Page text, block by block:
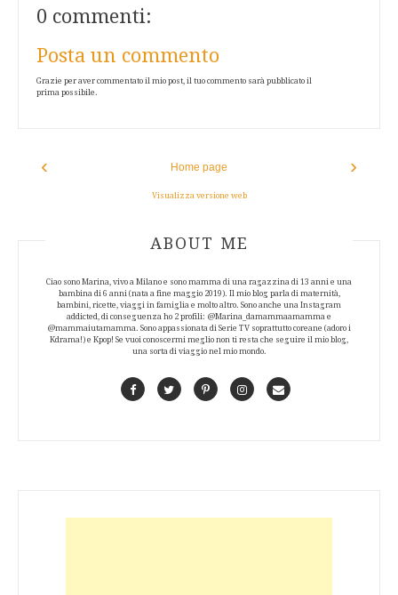
0 commenti:
Posta un commento
Grazie per aver commentato il mio post, il tuo commento sarà pubblicato il
prima possibile.
‹ ›
Home page
Visualizza versione web
ABOUT AUTHOR
ABOUT ME
Ciao sono Marina, vivo a Milano e sono mamma di una ragazzina di 13 anni e una
bambina di 6 anni (nata a fine maggio 2019). Il mio blog parla di maternità,
bambini, ricette, viaggi in famiglia e molto altro. Sono anche una Instagram
addicted, di conseguenza ho 2 profili: @Marina_damammaamamma e
@mammaiutamamma. Sono appassionata di Serie TV soprattutto coreane (adoro i
Kdrama!) e Kpop! Se vuoi conoscermi meglio non ti resta che seguire il mio blog,
una sorta di viaggio nel mio mondo.
FacebookTwitterPinterestInstagramContact